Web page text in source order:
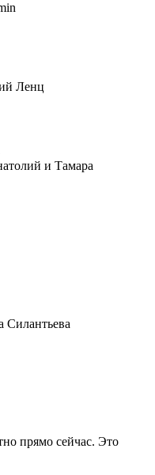
Ленц
и Тамара
Силантьева
прямо сейчас. Это